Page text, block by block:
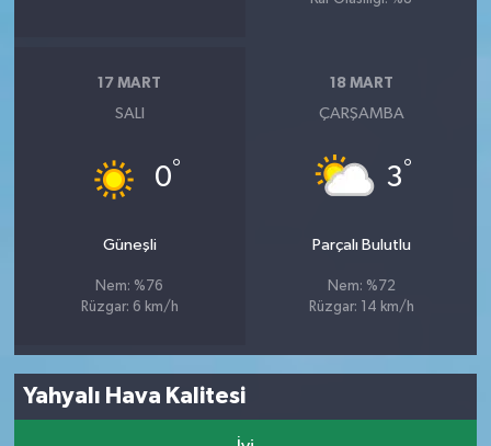
17 MART
SALI
0°
Güneşli
Nem: %76
Rüzgar: 6 km/h
18 MART
ÇARŞAMBA
3°
Parçalı Bulutlu
Nem: %72
Rüzgar: 14 km/h
Yahyalı Hava Kalitesi